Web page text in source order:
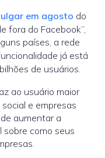
em agosto do
fora do Facebook”,
países, a rede
já está
de usuários.
ao usuário maior
e empresas
aumentar a
sobre como seus